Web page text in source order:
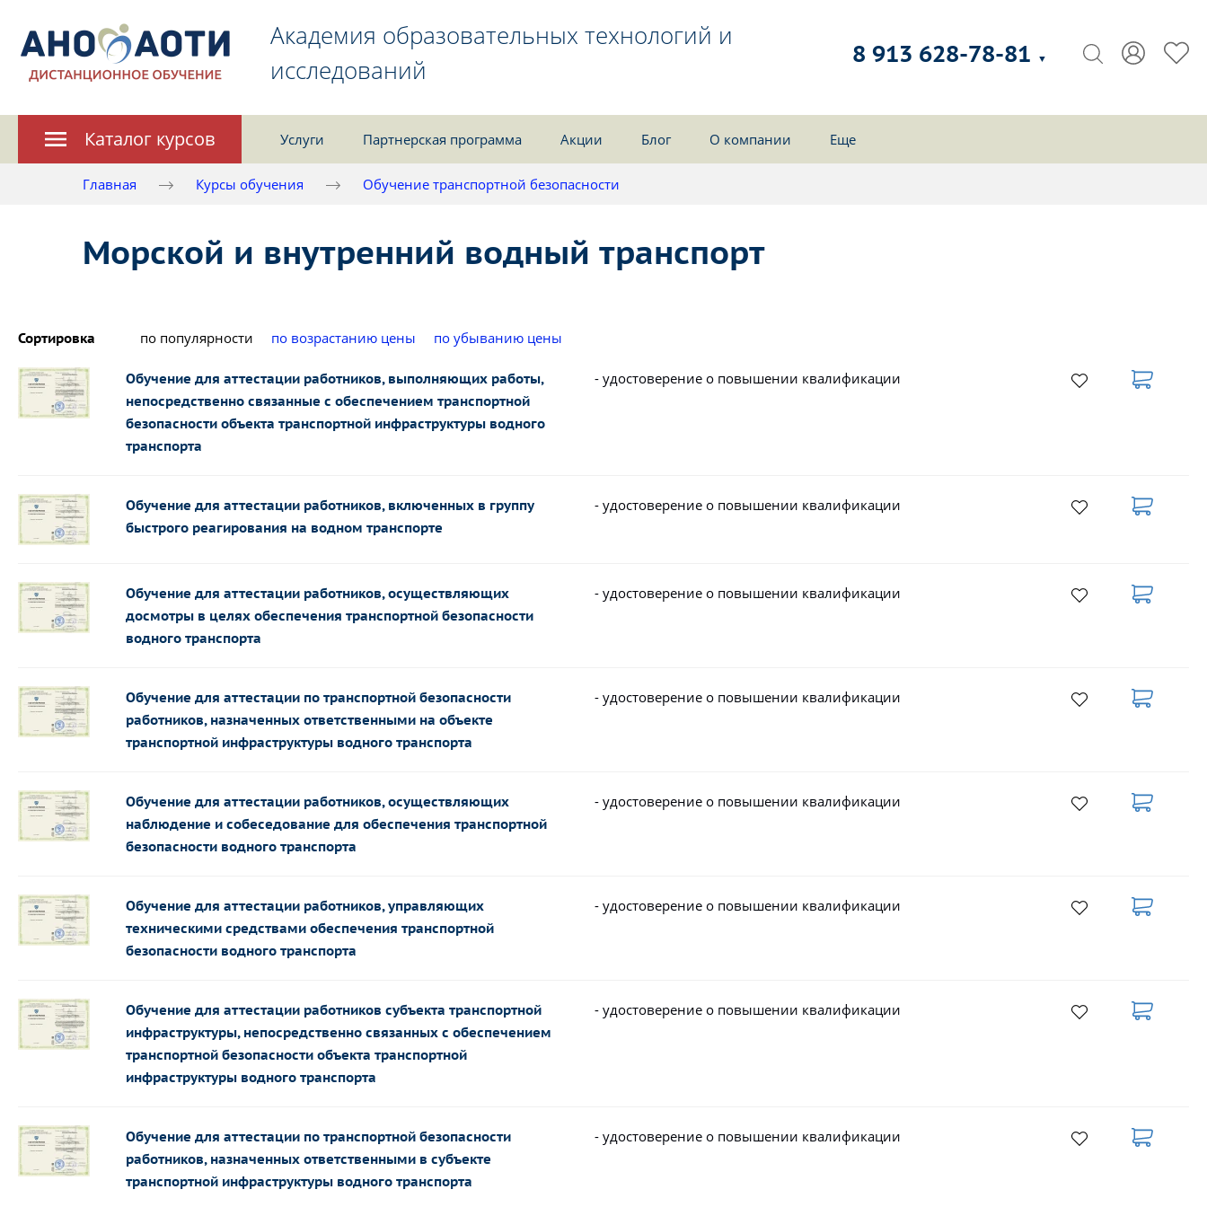
Академия образовательных технологий и
исследований
8 913 628-78-81 ▼
Каталог курсов Услуги Партнерская программа Акции Блог О компании Еще
Главная Курсы обучения Обучение транспортной безопасности
Морской и внутренний водный транспорт
Сортировка по популярности по возрастанию цены по убыванию цены
Обучение для аттестации работников, выполняющих работы,
непосредственно связанные с обеспечением транспортной
безопасности объекта транспортной инфраструктуры водного
транспорта
- удостоверение о повышении квалификации
Обучение для аттестации работников, включенных в группу
быстрого реагирования на водном транспорте
- удостоверение о повышении квалификации
Обучение для аттестации работников, осуществляющих
досмотры в целях обеспечения транспортной безопасности
водного транспорта
- удостоверение о повышении квалификации
Обучение для аттестации по транспортной безопасности
работников, назначенных ответственными на объекте
транспортной инфраструктуры водного транспорта
- удостоверение о повышении квалификации
Обучение для аттестации работников, осуществляющих
наблюдение и собеседование для обеспечения транспортной
безопасности водного транспорта
- удостоверение о повышении квалификации
Обучение для аттестации работников, управляющих
техническими средствами обеспечения транспортной
безопасности водного транспорта
- удостоверение о повышении квалификации
Обучение для аттестации работников субъекта транспортной
инфраструктуры, непосредственно связанных с обеспечением
транспортной безопасности объекта транспортной
инфраструктуры водного транспорта
- удостоверение о повышении квалификации
Обучение для аттестации по транспортной безопасности
работников, назначенных ответственными в субъекте
транспортной инфраструктуры водного транспорта
- удостоверение о повышении квалификации